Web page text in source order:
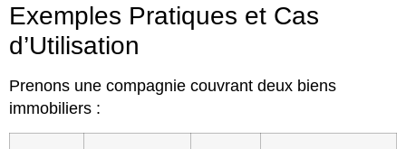
Exemples Pratiques et Cas
d’Utilisation
Prenons une compagnie couvrant deux biens
immobiliers :